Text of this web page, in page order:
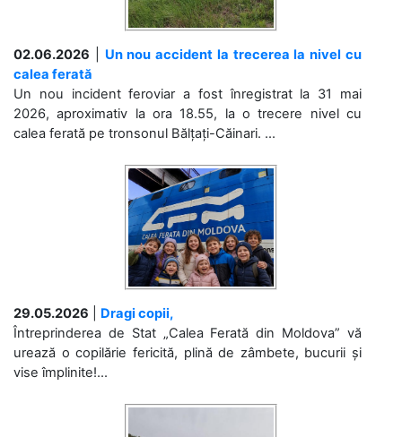
02.06.2026
Un nou accident la trecerea la nivel cu
calea ferată
Un nou incident feroviar a fost înregistrat la 31 mai
2026, aproximativ la ora 18.55, la o trecere nivel cu
calea ferată pe tronsonul Bălțați-Căinari. ...
29.05.2026
Dragi copii,
Întreprinderea de Stat „Calea Ferată din Moldova” vă
urează o copilărie fericită, plină de zâmbete, bucurii și
vise împlinite!...